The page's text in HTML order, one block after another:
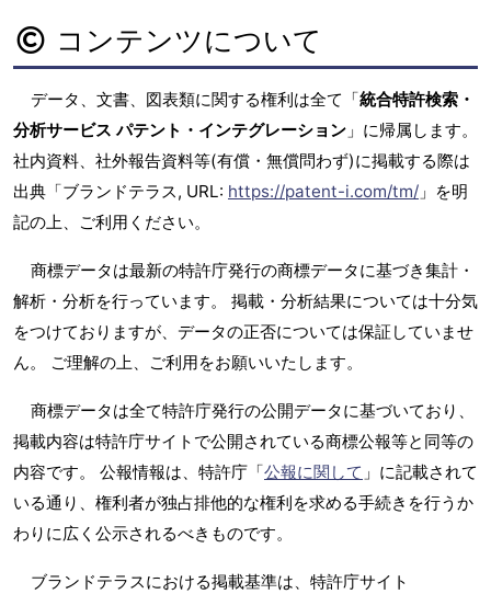
コンテンツについて
データ、文書、図表類に関する権利は全て「統合特許検索・
分析サービス パテント・インテグレーション 」に帰属します。
社内資料、社外報告資料等(有償・無償問わず)に掲載する際は
出典「ブランドテラス, URL: https://patent-i.com/tm/ 」を明
記の上、ご利用ください。
商標データは最新の特許庁発行の商標データに基づき集計・
解析・分析を行っています。 掲載・分析結果については十分気
をつけておりますが、データの正否については保証していませ
ん。 ご理解の上、ご利用をお願いいたします。
商標データは全て特許庁発行の公開データに基づいており、
掲載内容は特許庁サイトで公開されている商標公報等と同等の
内容です。 公報情報は、特許庁「公報に関して 」に記載されて
いる通り、権利者が独占排他的な権利を求める手続きを行うか
わりに広く公示されるべきものです。
ブランドテラスにおける掲載基準は、特許庁サイト